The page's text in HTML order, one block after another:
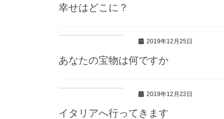
幸せはどこに？
2019年12月25日
あなたの宝物は何ですか
2019年12月22日
イタリアへ行ってきます